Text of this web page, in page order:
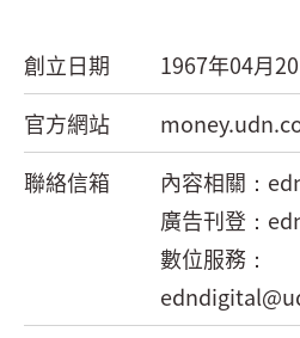
創立日期
1967年04月
官方網站
聯絡信箱
內容相關：
廣告刊登：
數位服務：